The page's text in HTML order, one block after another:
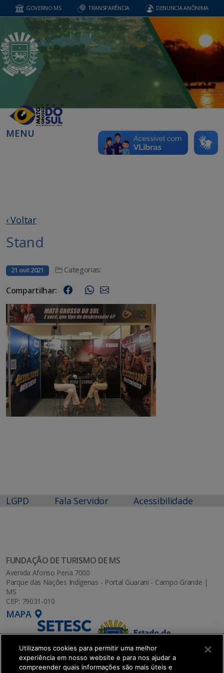
GOVERNO MS TRANSPARÊNCIA DENUNCIA ANÔNIMA
MENU
‹ Voltar
Stand
21 out 2021 Categorias:
Compartilhar:
LGPD Fala Servidor Acessibilidade
FUNDAÇÃO DE TURISMO DE MS
Avenida Afonso Pena 7000
Parque das Nações Indígenas - Portal Guarani - Campo Grande |
MS
CEP: 79031-010
MAPA
Utilizamos cookies para permitir uma melhor
experiência em nosso website e para nos ajudar a
compreender quais informações são mais úteis e